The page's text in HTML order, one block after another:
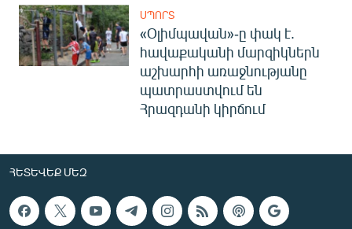
ՍՊՈՐՏ
«Օլիմպավան»-ը փակ է.
հավաքականի մարզիկներն
աշխարհի առաջնությանը
պատրաստվում են
Հրազդանի կիրճում
ՀԵՏԵՎԵՔ ՄԵԶ